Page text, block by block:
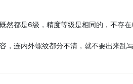
都是6级，精度等级是相同的，不存在
连内外螺纹都分不清，就不要出来乱写